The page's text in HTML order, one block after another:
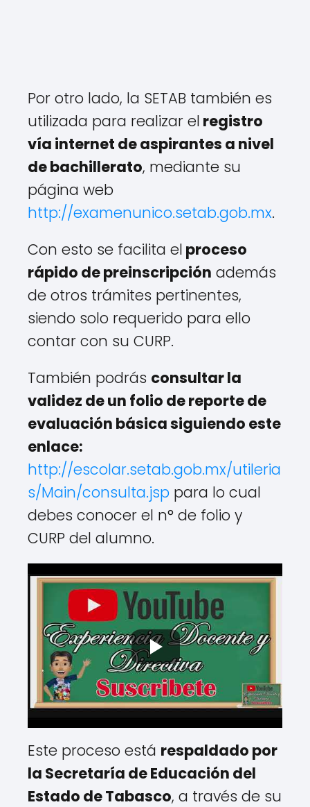
Por otro lado, la SETAB también es
utilizada para realizar el registro
vía internet de aspirantes a nivel
de bachillerato, mediante su
página web
http://examenunico.setab.gob.mx.
Con esto se facilita el proceso
rápido de preinscripción además
de otros trámites pertinentes,
siendo solo requerido para ello
contar con su CURP.
También podrás consultar la
validez de un folio de reporte de
evaluación básica siguiendo este
enlace:
http://escolar.setab.gob.mx/utileria
s/Main/consulta.jsp para lo cual
debes conocer el n° de folio y
CURP del alumno.
Este proceso está respaldado por
la Secretaría de Educación del
Estado de Tabasco, a través de su